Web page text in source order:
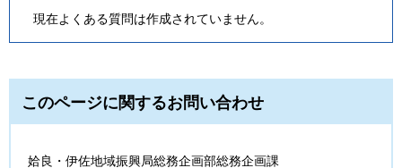
現在よくある質問は作成されていません。
このページに関するお問い合わせ
姶良・伊佐地域振興局総務企画部総務企画課